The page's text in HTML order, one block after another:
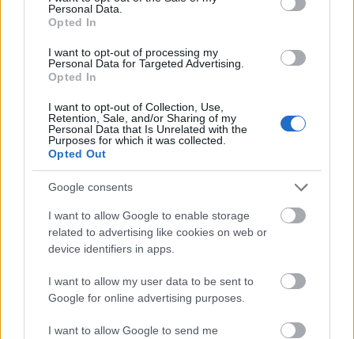
Personal Data.
Opted In
I want to opt-out of processing my
Personal Data for Targeted Advertising.
Opted In
I want to opt-out of Collection, Use,
Retention, Sale, and/or Sharing of my
Personal Data that Is Unrelated with the
Purposes for which it was collected.
Opted Out
Google consents
I want to allow Google to enable storage
related to advertising like cookies on web or
device identifiers in apps.
I want to allow my user data to be sent to
Google for online advertising purposes.
I want to allow Google to send me
A Trafó Kortárs Művészetek Háza már
hosszú évek óta vállal aktívan szerepet a
színházi nevelés területén. 13 éve működik a
kortárs művészeti beavató program, ami a
tavalyi évad óta a Gondolat Generátor nevet
viseli. Ugyanebben az évben, az InSite
Dramaval közösen létrehozták a Kispad című
tantermi előadást, amiben Bethlenfalvy Ádám
is szerepel. Az előadással rendszeresen
járnak vidéki és fővárosi középiskolákban, és
tartanak színházi nevelési foglalkozásokat a
tizenéves korosztálynak.
Írta: Edward Bond
Richard: Gerner Csaba
Liz: Feuer Yvette